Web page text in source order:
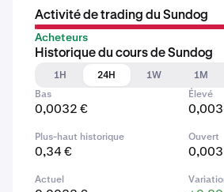
Activité de trading du Sundog
Acheteurs
Historique du cours de Sundog
1H
24H 1W 1M
Bas
0,0032 €
Élevé
Plus-haut historique
0,34 €
Ouvert
Actuel